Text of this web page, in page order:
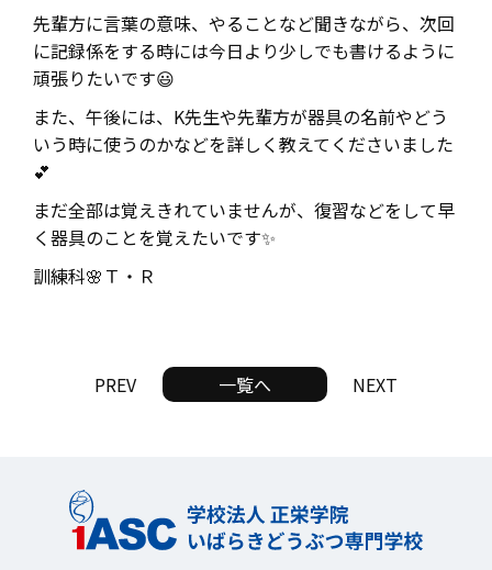
先輩方に言葉の意味、やることなど聞きながら、次回
に記録係をする時には今日より少しでも書けるように
頑張りたいです😃
また、午後には、K先生や先輩方が器具の名前やどう
いう時に使うのかなどを詳しく教えてくださいました
💕
まだ全部は覚えきれていませんが、復習などをして早
く器具のことを覚えたいです✨
訓練科🌸Ｔ・Ｒ
PREV 一覧へ NEXT